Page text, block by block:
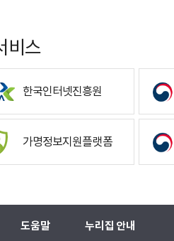
비스
한국인터넷진흥원
가명정보지원플랫폼
도움말 누리집 안내